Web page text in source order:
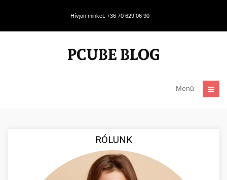
Hívjon minket: +36 70 629 06 90
Menü
RÓLUNK